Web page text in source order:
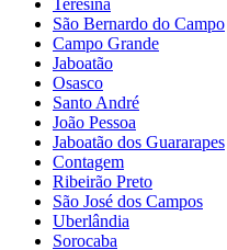
Teresina
São Bernardo do Campo
Campo Grande
Jaboatão
Osasco
Santo André
João Pessoa
Jaboatão dos Guararapes
Contagem
Ribeirão Preto
São José dos Campos
Uberlândia
Sorocaba